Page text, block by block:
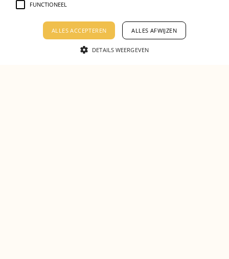
FUNCTIONEEL
ALLES ACCEPTEREN ALLES AFWIJZEN
DETAILS WEERGEVEN